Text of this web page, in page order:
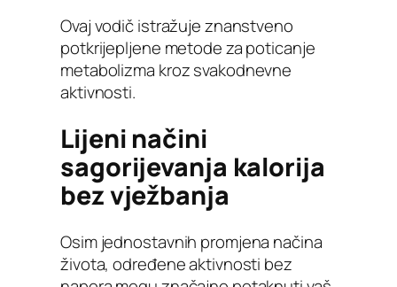
Ovaj vodič istražuje znanstveno
potkrijepljene metode za poticanje
metabolizma kroz svakodnevne
aktivnosti.
Lijeni načini
sagorijevanja kalorija
bez vježbanja
Osim jednostavnih promjena načina
života, određene aktivnosti bez